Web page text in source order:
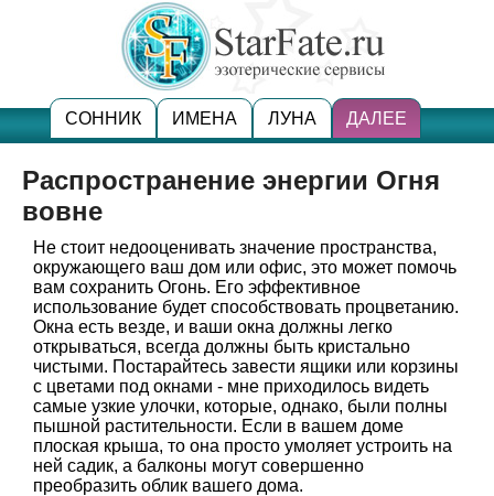
СОННИК ИМЕНА ЛУНА ДАЛЕЕ
Распространение энергии Огня
вовне
Не стоит недооценивать значение пространства,
окружающего ваш дом или офис, это может помочь
вам сохранить Огонь. Его эффективное
использование будет способствовать процветанию.
Окна есть везде, и ваши окна должны легко
открываться, всегда должны быть кристально
чистыми. Постарайтесь завести ящики или корзины
с цветами под окнами - мне приходилось видеть
самые узкие улочки, которые, однако, были полны
пышной растительности. Если в вашем доме
плоская крыша, то она просто умоляет устроить на
ней садик, а балконы могут совершенно
преобразить облик вашего дома.